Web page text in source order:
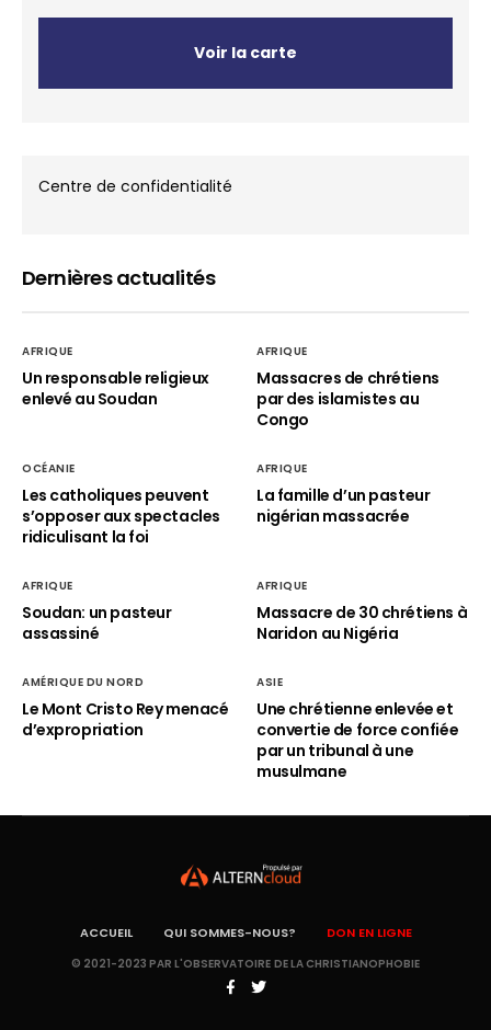
Voir la carte
Centre de confidentialité
Dernières actualités
AFRIQUE
Un responsable religieux
enlevé au Soudan
AFRIQUE
Massacres de chrétiens
par des islamistes au
Congo
OCÉANIE
Les catholiques peuvent
s’opposer aux spectacles
ridiculisant la foi
AFRIQUE
La famille d’un pasteur
nigérian massacrée
AFRIQUE
Soudan: un pasteur
assassiné
AFRIQUE
Massacre de 30 chrétiens à
Naridon au Nigéria
AMÉRIQUE DU NORD
Le Mont Cristo Rey menacé
d’expropriation
ASIE
Une chrétienne enlevée et
convertie de force confiée
par un tribunal à une
musulmane
ACCUEIL QUI SOMMES-NOUS? DON EN LIGNE
© 2021-2023 PAR L'OBSERVATOIRE DE LA CHRISTIANOPHOBIE